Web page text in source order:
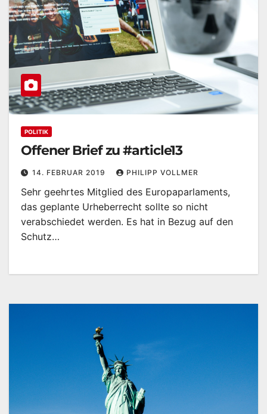
POLITIK
Offener Brief zu #article13
14. FEBRUAR 2019 PHILIPP VOLLMER
Sehr geehrtes Mitglied des Europaparlaments,
das geplante Urheberrecht sollte so nicht
verabschiedet werden. Es hat in Bezug auf den
Schutz…